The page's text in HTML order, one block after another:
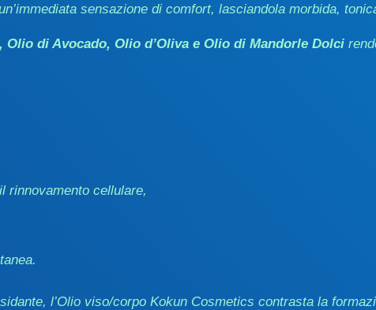
sensazione di comfort, lasciandola morbida,
di Avocado, Olio d’Oliva e Olio di Mandorle Dolci
rinnovamento cellulare,
l’Olio viso/corpo Kokun Cosmetics contrasta la